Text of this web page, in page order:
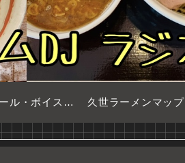
プロフィール・ボイスサンプル 久世ラーメンマップ